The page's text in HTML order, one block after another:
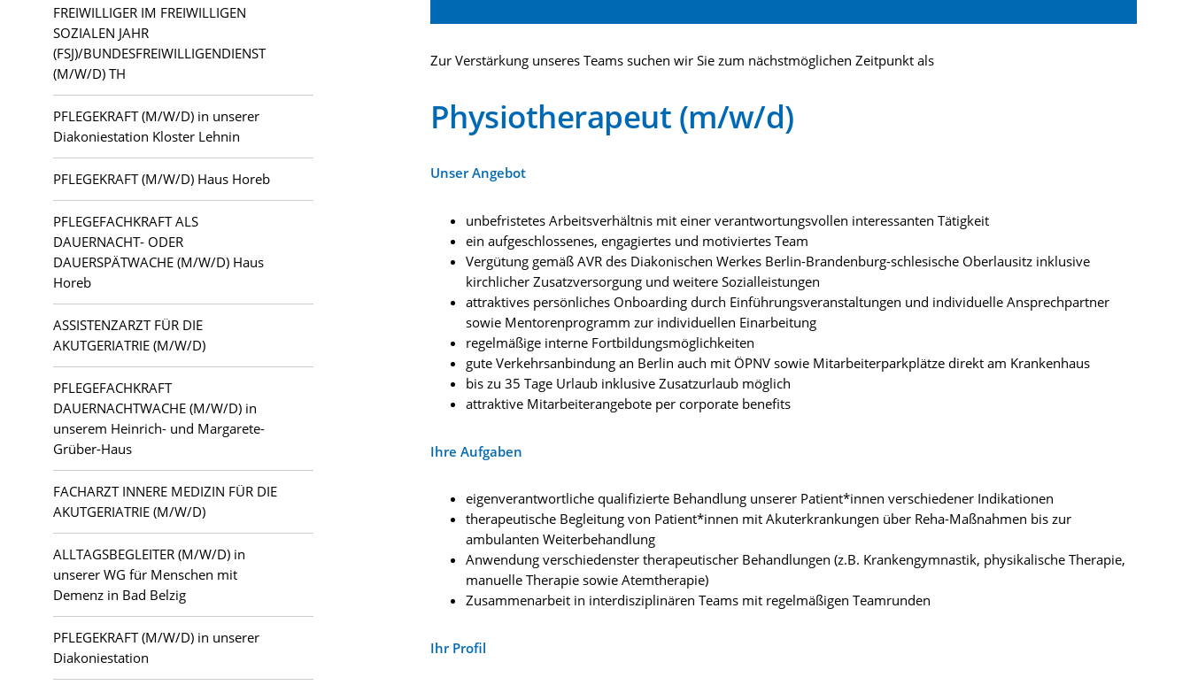
Kloster Lehnin
Lauchhammer
Letschin
Luckau
Ludwigsfelde
Mahlsdorf
Potsdam
Zehlendorf
FREIWILLIGER IM FREIWILLIGEN
SOZIALEN JAHR
(FSJ)/BUNDESFREIWILLIGENDIENST
(M/W/D) TH
PFLEGEKRAFT (M/W/D) in unserer
Diakoniestation Kloster Lehnin
PFLEGEKRAFT (M/W/D) Haus Horeb
PFLEGEFACHKRAFT ALS
DAUERNACHT- ODER
DAUERSPÄTWACHE (M/W/D) Haus
Horeb
ASSISTENZARZT FÜR DIE
AKUTGERIATRIE (M/W/D)
PFLEGEFACHKRAFT
DAUERNACHTWACHE (M/W/D) in
unserem Heinrich- und Margarete-
Grüber-Haus
FACHARZT INNERE MEDIZIN FÜR DIE
AKUTGERIATRIE (M/W/D)
ALLTAGSBEGLEITER (M/W/D) in
unserer WG für Menschen mit
Demenz in Bad Belzig
PFLEGEKRAFT (M/W/D) in unserer
Diakoniestation
Zur Verstärkung unseres Teams suchen wir Sie zum nächstmöglichen Zeitpunkt als
Physiotherapeut (m/w/d)
Unser Angebot
unbefristetes Arbeitsverhältnis mit einer verantwortungsvollen interessanten Tätigkeit
ein aufgeschlossenes, engagiertes und motiviertes Team
Vergütung gemäß AVR des Diakonischen Werkes Berlin-Brandenburg-schlesische Oberlausitz inklusive
kirchlicher Zusatzversorgung und weitere Sozialleistungen
attraktives persönliches Onboarding durch Einführungsveranstaltungen und individuelle Ansprechpartner
sowie Mentorenprogramm zur individuellen Einarbeitung
regelmäßige interne Fortbildungsmöglichkeiten
gute Verkehrsanbindung an Berlin auch mit ÖPNV sowie Mitarbeiterparkplätze direkt am Krankenhaus
bis zu 35 Tage Urlaub inklusive Zusatzurlaub möglich
attraktive Mitarbeiterangebote per corporate benefits
Ihre Aufgaben
eigenverantwortliche qualifizierte Behandlung unserer Patient*innen verschiedener Indikationen
therapeutische Begleitung von Patient*innen mit Akuterkrankungen über Reha-Maßnahmen bis zur
ambulanten Weiterbehandlung
Anwendung verschiedenster therapeutischer Behandlungen (z.B. Krankengymnastik, physikalische Therapie,
manuelle Therapie sowie Atemtherapie)
Zusammenarbeit in interdisziplinären Teams mit regelmäßigen Teamrunden
Ihr Profil